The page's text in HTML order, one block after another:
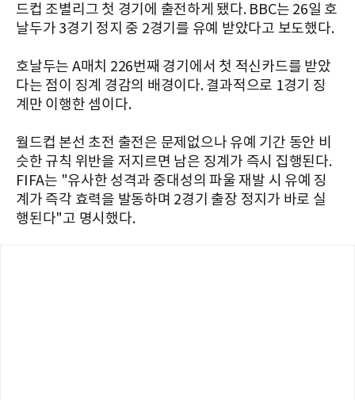
드컵 조별리그 첫 경기에 출전하게 됐다. BBC는 26일 호
날두가 3경기 정지 중 2경기를 유예 받았다고 보도했다.
호날두는 A매치 226번째 경기에서 첫 적신카드를 받았
다는 점이 징계 경감의 배경이다. 결과적으로 1경기 징
계만 이행한 셈이다.
월드컵 본선 초전 출전은 문제없으나 유예 기간 동안 비
슷한 규칙 위반을 저지르면 남은 징계가 즉시 집행된다.
FIFA는 "유사한 성격과 중대성의 파울 재발 시 유예 징
계가 즉각 효력을 발동하며 2경기 출장 정지가 바로 실
행된다"고 명시했다.